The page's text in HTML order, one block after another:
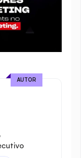
AUTOR